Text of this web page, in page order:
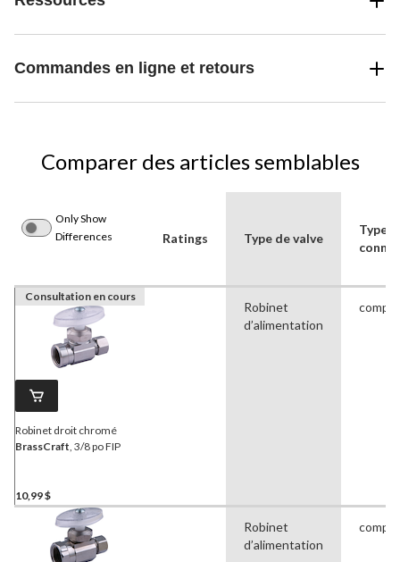
Commandes en ligne et retours
Comparer des articles semblables
Only Show
Differences
Ratings Type de valve
Type
Consultation en cours
Robinet droit chromé
BrassCraft, 3/8 po FIP
10,99 $
Robinet
d’alimentation
Robinet
d’alimentation